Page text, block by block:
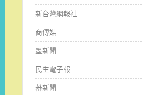
新台灣網報社
商傳媒
墨新聞
民生電子報
蕃新聞